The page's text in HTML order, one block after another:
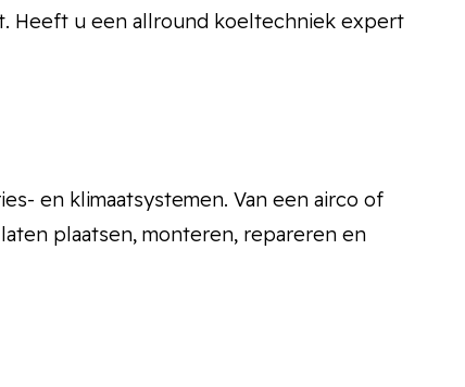
Heeft u een allround koeltechniek expert
en klimaatsystemen. Van een airco of
plaatsen, monteren, repareren en